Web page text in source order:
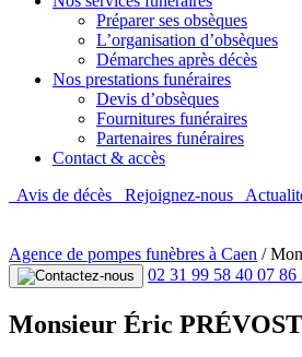
Préparer ses obsèques
L’organisation d’obsèques
Démarches après décès
Nos prestations funéraires
Devis d’obsèques
Fournitures funéraires
Partenaires funéraires
Contact & accès
Avis de décès
Rejoignez-nous
Agence de pompes funèbres à Caen /
02 31 99 58 40 07 86
Monsieur Éric PRÉVOST